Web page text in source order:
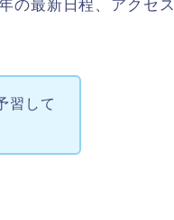
の最新日程、アクセス
習して